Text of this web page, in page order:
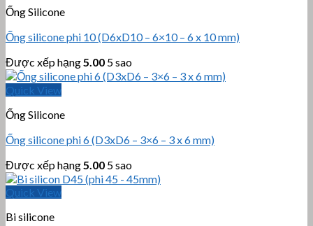
Ống Silicone
Ống silicone phi 10 (D6xD10 – 6×10 – 6 x 10 mm)
Được xếp hạng 5.00 5 sao
Quick View
Ống Silicone
Ống silicone phi 6 (D3xD6 – 3×6 – 3 x 6 mm)
Được xếp hạng 5.00 5 sao
Quick View
Bi silicone